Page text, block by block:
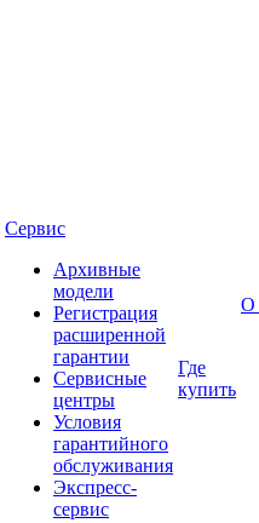
Сервис
Архивные
модели
Регистрация
расширенной
гарантии
Сервисные
центры
Условия
гарантийного
обслуживания
Экспресс-
сервис
Где
купить
О